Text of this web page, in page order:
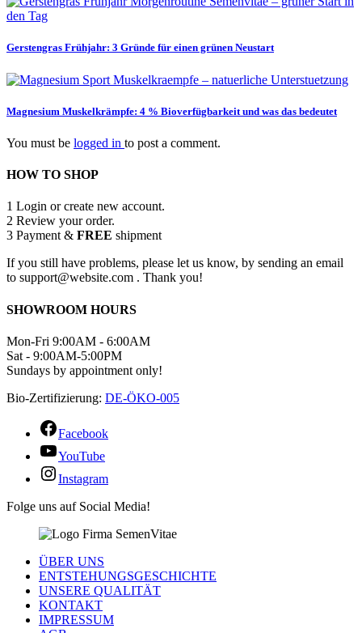
Gerstengras Frühjahr: 3 Gründe für einen grünen Neustart
Magnesium Muskelkrämpfe: 4 % Bioverfügbarkeit und was das bedeutet
You must be logged in to post a comment.
HOW TO SHOP
1 Login or create new account.
2 Review your order.
3 Payment & FREE shipment
If you still have problems, please let us know, by sending an email
to support@website.com . Thank you!
SHOWROOM HOURS
Mon-Fri 9:00AM - 6:00AM
Sat - 9:00AM-5:00PM
Sundays by appointment only!
Bio-Zertifizierung: DE-ÖKO-005
Facebook
YouTube
Instagram
Folge uns auf Social Media!
ÜBER UNS
ENTSTEHUNGSGESCHICHTE
UNSERE QUALITÄT
KONTAKT
IMPRESSUM